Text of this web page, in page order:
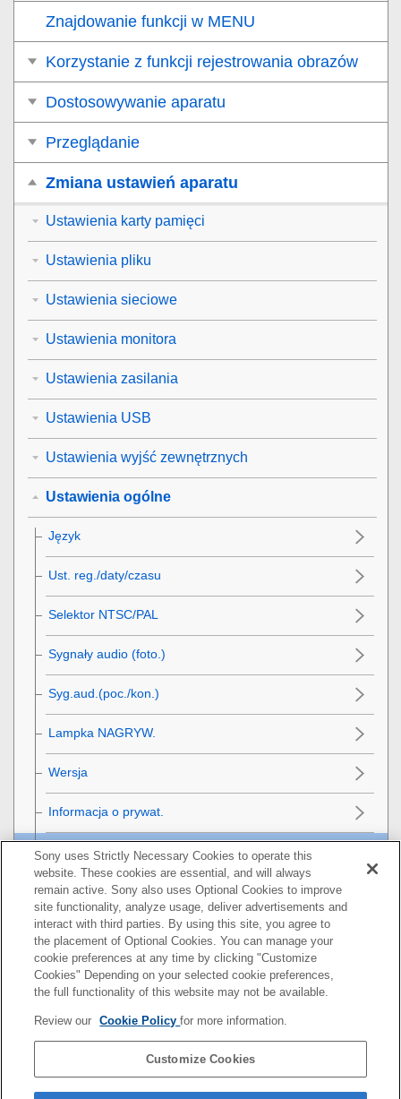
Znajdowanie funkcji w MENU
Korzystanie z funkcji rejestrowania obrazów
Dostosowywanie aparatu
Przeglądanie
Zmiana ustawień aparatu
Ustawienia karty pamięci
Ustawienia pliku
Ustawienia sieciowe
Ustawienia monitora
Ustawienia zasilania
Ustawienia USB
Ustawienia wyjść zewnętrznych
Ustawienia ogólne
Język
Ust. reg./daty/czasu
Selektor NTSC/PAL
Sygnały audio (foto.)
Syg.aud.(poc./kon.)
Lampka NAGRYW.
Wersja
Informacja o prywat.
Czytnik ekranu (tylko w przypadku niektórych
modeli)
Reset ustawień
Funkcje dostępne w smartfonie
Korzystanie z komputera
Korzystanie z usługi w chmurze
Sony uses Strictly Necessary Cookies to operate this
website. These cookies are essential, and will always
remain active. Sony also uses Optional Cookies to improve
site functionality, analyze usage, deliver advertisements and
interact with third parties. By using this site, you agree to
the placement of Optional Cookies. You can manage your
cookie preferences at any time by clicking "Customize
Cookies" Depending on your selected cookie preferences,
the full functionality of this website may not be available.
Review our Cookie Policyfor more information.
Customize Cookies